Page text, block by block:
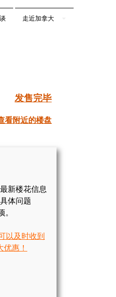
走近加拿大
发售完毕
看附近的楼盘
新楼花信息
体问题
以及时收到
惠！